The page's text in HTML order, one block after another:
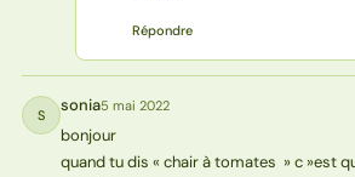
Répondre
S sonia5 mai 2022
bonjour
quand tu dis « chair à tomates » c »est